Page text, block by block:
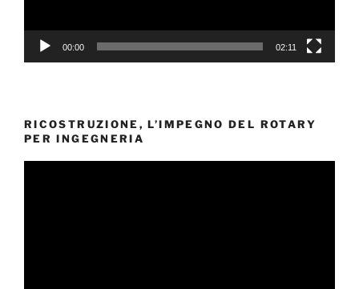
00:00 02:11
RICOSTRUZIONE, L’IMPEGNO DEL ROTARY
PER INGEGNERIA